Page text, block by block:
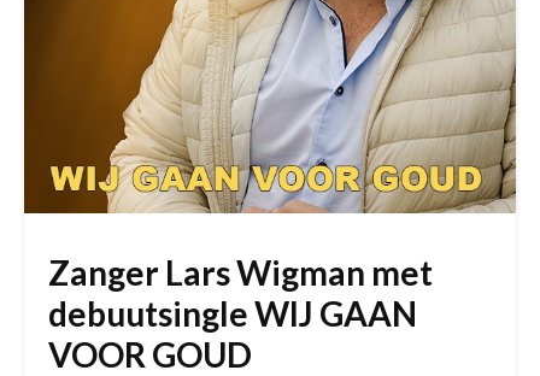
Zanger Lars Wigman met
debuutsingle WIJ GAAN
VOOR GOUD